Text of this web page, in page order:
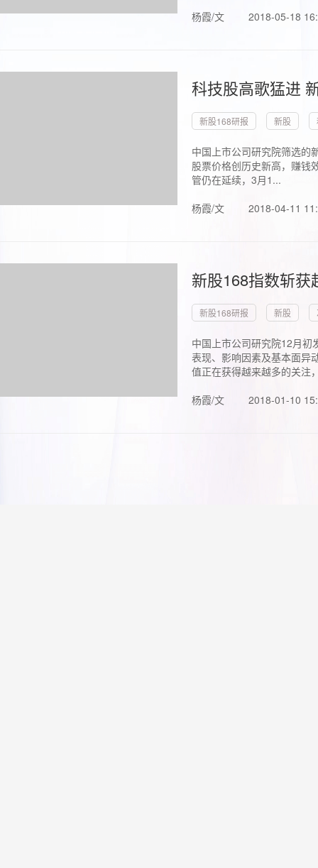
杨霞/文 2018-05-18
科技股高歌猛进
新股168研报 新股
中国上市公司研究院筛选的
股票价格创历史新高，赚钱
管仍在延续，3月1...
杨霞/文
2018-04-11
新股168指数斩
新股168研报 新股
中国上市公司研究院12月初
表现、影响因素及基本面异
值正在获得越来越多的关注
杨霞/文
2018-01-10